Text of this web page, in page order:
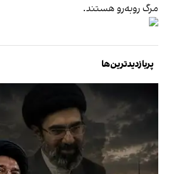
مرگ روبه‌رو هستند.
پربازدیدترین‌ها